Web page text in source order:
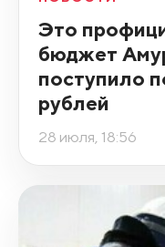
Это
бюджет
поступило
рублей
28 июля, 18:56